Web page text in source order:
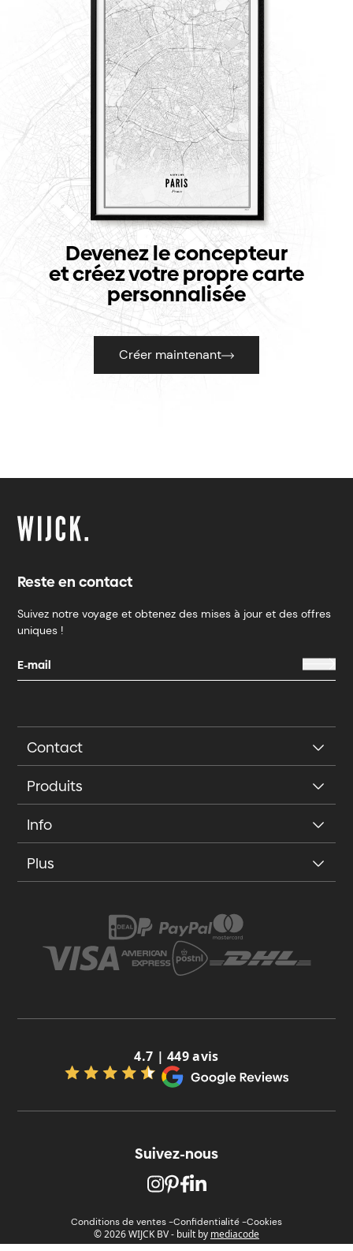
Devenez le concepteur
et créez votre propre carte
personnalisée
Créer maintenant
Reste en contact
Suivez notre voyage et obtenez des mises à jour et des offres
uniques !
Contact
Produits
Info
Plus
4.7 | 449 avis
Suivez-nous
Conditions de ventes -Confidentialité -Cookies
© 2026 WIJCK BV- built by mediacode